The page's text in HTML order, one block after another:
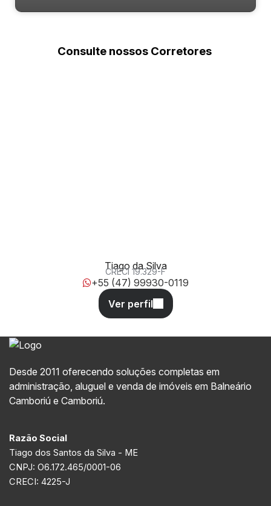
Consulte nossos Corretores
Tiago da Silva
CRECI 19.329-F
+55 (47) 99930-0119
Desde 2011 oferecendo soluções completas em
administração, aluguel e venda de imóveis em Balneário
Camboriú e Camboriú.
Razão Social
Tiago dos Santos da Silva - ME
CNPJ: O6.172.465/0001-06
CRECI: 4225-J